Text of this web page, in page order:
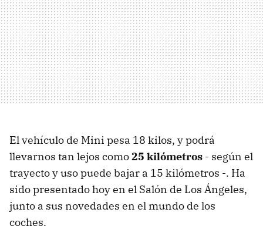
El vehículo de Mini pesa 18 kilos, y podrá
llevarnos tan lejos como25 kilómetros - según el
trayecto y uso puede bajar a 15 kilómetros -. Ha
sido presentado hoy en el Salón de Los Ángeles,
junto a sus novedades en el mundo de los
coches.